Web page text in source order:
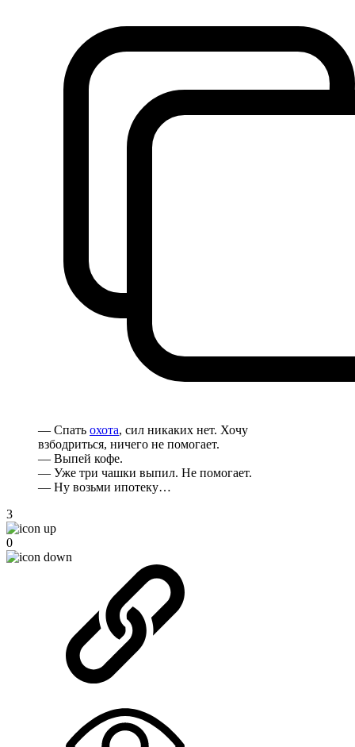
— Спать охота, сил никаких нет. Хочу
взбодриться, ничего не помогает.
— Выпей кофе.
— Уже три чашки выпил. Не помогает.
— Ну возьми ипотеку…
3
0